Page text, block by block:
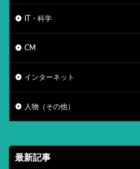
IT・科学
CM
インターネット
人物（その他）
最新記事